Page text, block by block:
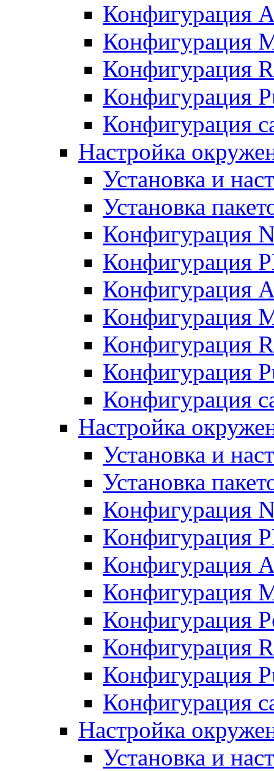
Конфигурация
Конфигурация
Конфигурация
Конфигурация
Конфигурация
Настройка
Установка и
Установка
Конфигурация
Конфигурация
Конфигурация
Конфигурация
Конфигурация
Конфигурация
Конфигурация
Настройка
Установка и
Установка
Конфигурация
Конфигурация
Конфигурация
Конфигурация
Конфигурация
Конфигурация
Конфигурация
Конфигурация
Настройка
Установка и